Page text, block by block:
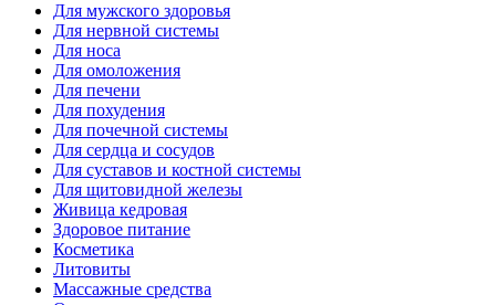
Для мужского здоровья
Для нервной системы
Для носа
Для омоложения
Для печени
Для похудения
Для почечной системы
Для сердца и сосудов
Для суставов и костной системы
Для щитовидной железы
Живица кедровая
Здоровое питание
Косметика
Литовиты
Массажные средства